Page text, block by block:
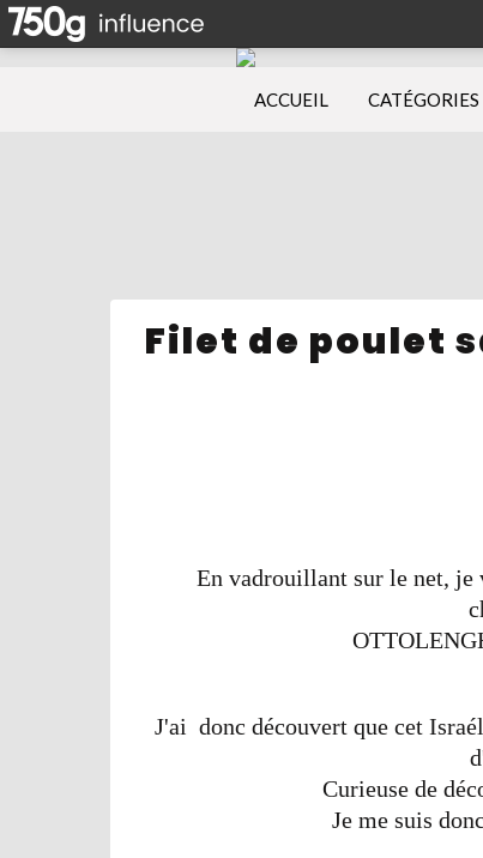
ACCUEIL CATÉGORIES
Filet de poulet
En vadrouillant sur le net, je
J'ai donc découvert que cet
Curieuse de
Je me suis